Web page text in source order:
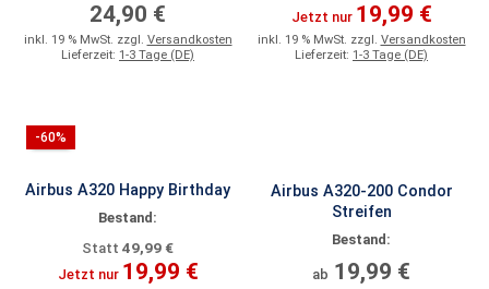
24,90 €
inkl. 19 % MwSt. zzgl. Versandkosten
Lieferzeit: 1-3 Tage (DE)
Jetzt nur 19,99 €
inkl. 19 % MwSt. zzgl. Versandkosten
Lieferzeit: 1-3 Tage (DE)
-60%
Airbus A320 Happy Birthday
Bestand:
Statt 49,99 €
Jetzt nur 19,99 €
Airbus A320-200 Condor
Streifen
Bestand:
ab 19,99 €